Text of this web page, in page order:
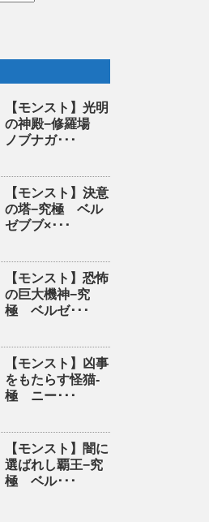
【モンスト】光明
の神殿−修羅場
ノブナガ･･･
【モンスト】決意
の塔−究極 ベル
ゼブブ×･･･
【モンスト】恐怖
の巨大機神−究
極 ベルゼ･･･
【モンスト】凶事
をもたらす怪猫-
極 ニー･･･
【モンスト】闇に
選ばれし覇王−究
極 ベル･･･